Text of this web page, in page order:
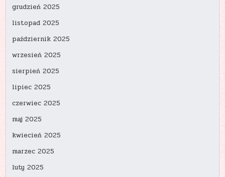
grudzień 2025
listopad 2025
październik 2025
wrzesień 2025
sierpień 2025
lipiec 2025
czerwiec 2025
maj 2025
kwiecień 2025
marzec 2025
luty 2025